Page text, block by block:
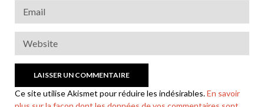
Ce site utilise Akismet pour réduire les indésirables.En savoir